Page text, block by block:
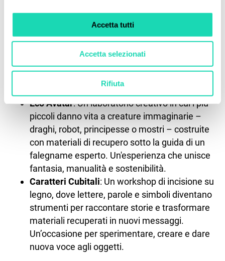
Accetta tutti
Accetta selezionati
Rifiuta
– una nuova edizione dei
laboratori
dedicati al riuso consapevole e all’espressione
libera, pensati per coinvolgere grandi e piccoli.
Eco Avatar: Un laboratorio creativo in cui i più
piccoli danno vita a creature immaginarie –
draghi, robot, principesse o mostri – costruite
con materiali di recupero sotto la guida di un
falegname esperto. Un'esperienza che unisce
fantasia, manualità e sostenibilità.
Caratteri Cubitali: Un workshop di incisione su
legno, dove lettere, parole e simboli diventano
strumenti per raccontare storie e trasformare
materiali recuperati in nuovi messaggi.
Un’occasione per sperimentare, creare e dare
nuova voce agli oggetti.